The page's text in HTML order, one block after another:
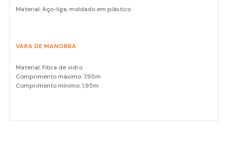
Material: Aço-liga, moldado em plástico
VARA DE MANOBRA:
Material: Fibra de vidro
Comprimento máximo: 7,95m
Comprimento mínimo: 1,95m